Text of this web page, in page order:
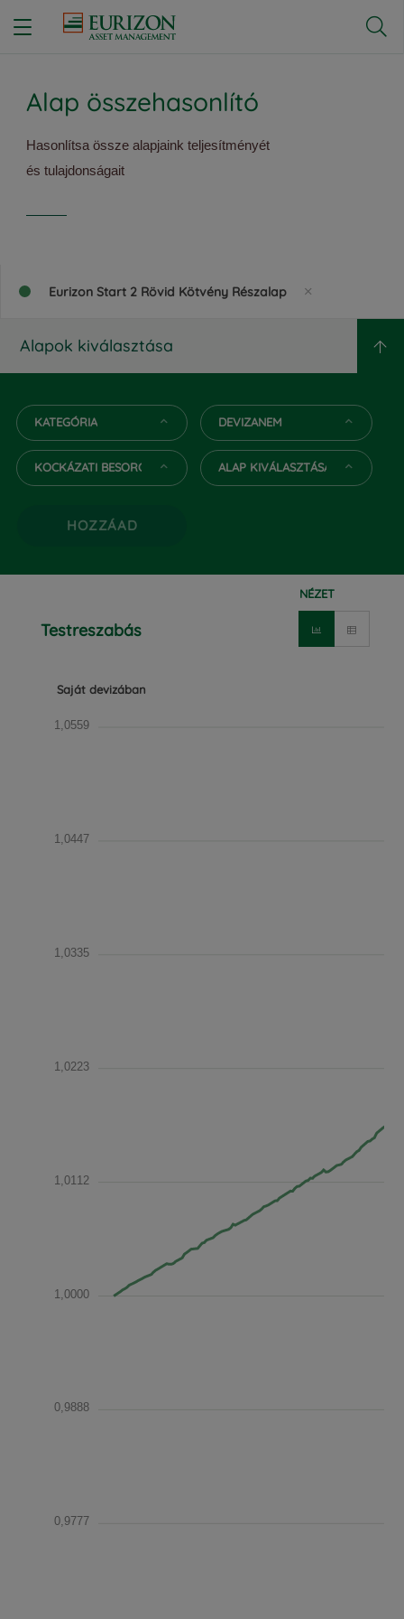

Alap összehasonlító
Hasonlítsa össze alapjaink teljesítményét
és tulajdonságait
Eurizon Start 2 Rövid Kötvény Részalap
Alapok kiválasztása
KATEGÓRIA DEVIZANEM
KOCKÁZATI BESOROLÁS ALAP KIVÁLASZTÁSA
HOZZÁAD
Testreszabás
NÉZET
Saját devizában
1,0559
1,0447
1,0335
1,0223
1,0112
1,0000
0,9888
0,9777